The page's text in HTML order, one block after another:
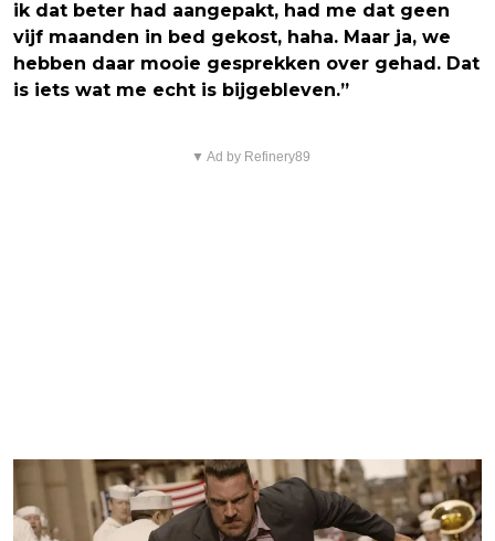
ik dat beter had aangepakt, had me dat geen
vijf maanden in bed gekost, haha. Maar ja, we
hebben daar mooie gesprekken over gehad. Dat
is iets wat me echt is bijgebleven.”
▼ Ad by Refinery89